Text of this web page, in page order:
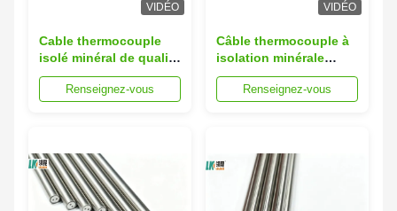
VIDÉO
Cable thermocouple
isolé minéral de qualité
industrielle de type K N
E J T S R B pour des
Renseignez-vous
VIDÉO
Câble thermocouple à
isolation minérale
haute stabilité
disponible en types K
température
Renseignez-vous